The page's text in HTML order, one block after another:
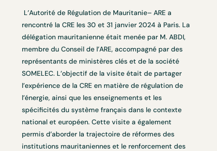
L’Autorité de Régulation de Mauritanie– ARE a
rencontréla CRE les 30 et 31 janvier 2024 à Paris. La
délégation mauritanienne était menée par M. ABDI,
membre du Conseil de l’ARE, accompagné par des
représentants de ministères clés et de la société
SOMELEC. L’objectif de la visite était de partager
l’expérience de la CRE en matière de régulation de
l’énergie, ainsi que les enseignements et les
spécificités du système français dans le contexte
national et européen. Cette visite a également
permis d’aborder la trajectoire de réformes des
institutions mauritaniennes et le renforcement des